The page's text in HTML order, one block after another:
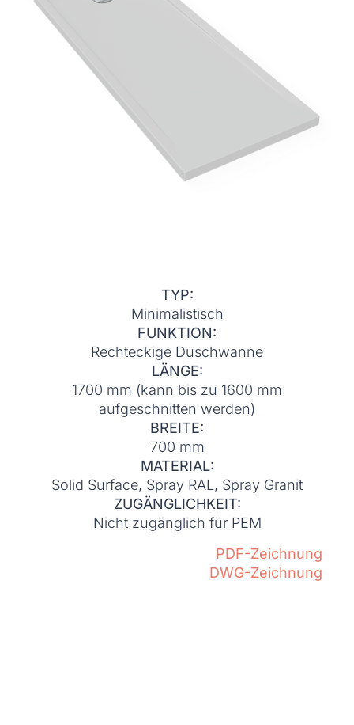
TYP:
Minimalistisch
FUNKTION:
Rechteckige Duschwanne
LÄNGE:
1700 mm (kann bis zu 1600 mm
aufgeschnitten werden)
BREITE:
700 mm
MATERIAL:
Solid Surface, Spray RAL, Spray Granit
ZUGÄNGLICHKEIT:
Nicht zugänglich für PEM
PDF-Zeichnung
DWG-Zeichnung